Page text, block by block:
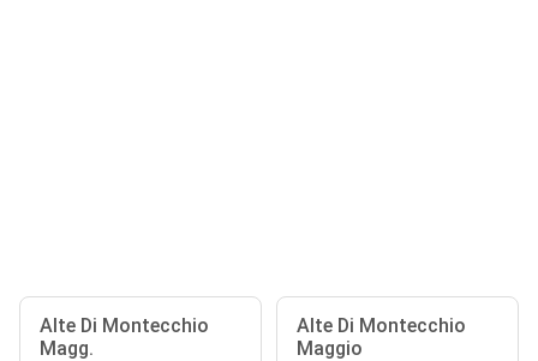
Alte Di Montecchio
Magg.
Alte Di Montecchio
Maggio